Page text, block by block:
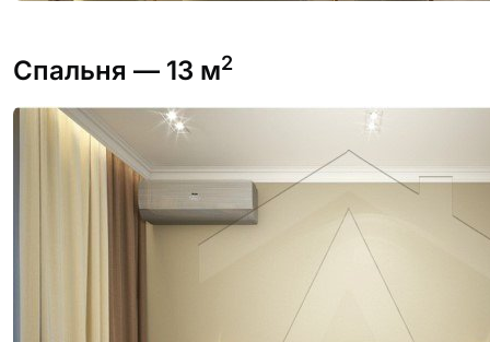
Спальня — 13 м2